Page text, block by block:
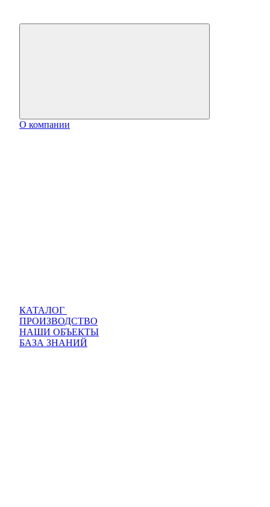
О компании
КАТАЛОГ
ПРОИЗВОДСТВО
НАШИ ОБЪЕКТЫ
БАЗА ЗНАНИЙ